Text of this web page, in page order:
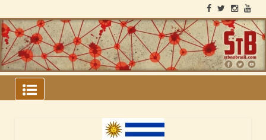
to
content
ARCHIVOS DEL BLOQUE
SOVIÉTICO